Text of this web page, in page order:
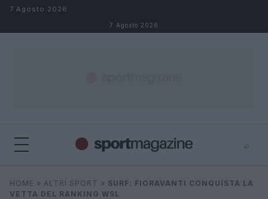
Salta al contenuto
7 Agosto 2026
7 Agosto 2026
⌕
Cerca
⌕ ×
HOME » ALTRI SPORT » SURF: FIORAVANTI CONQUISTA LA
VETTA DEL RANKING WSL